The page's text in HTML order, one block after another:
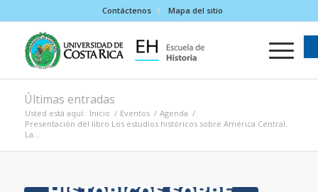
Contáctenos Mapa del sitio
Últimas entradas
Usted está aquí: Inicio / Eventos / Agenda /
Presentación del libro Los estudios históricos sobre América Central.
La...